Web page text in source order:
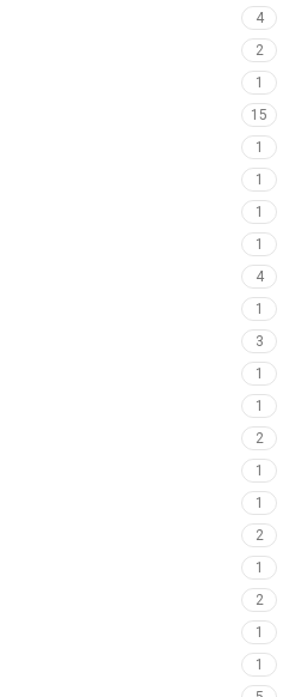
4
2
1
15
1
1
1
1
4
1
3
1
1
2
1
1
2
1
2
1
1